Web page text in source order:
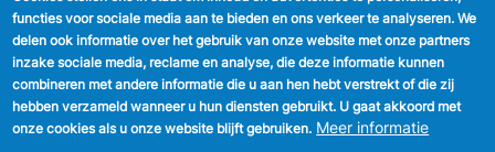
VOLG ONS
Facebook
Linkedin
Instagram
functies voor sociale media aan te bieden en ons verkeer te analyseren. We
delen ook informatie over het gebruik van onze website met onze partners
inzake sociale media, reclame en analyse, die deze informatie kunnen
combineren met andere informatie die u aan hen hebt verstrekt of die zij
hebben verzameld wanneer u hun diensten gebruikt. U gaat akkoord met
onze cookies als u onze website blijft gebruiken. Meer informatie